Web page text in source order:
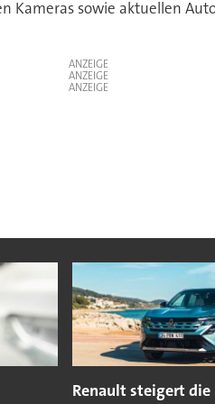
Kameras sowie aktuellen
ANZEIGE
ANZEIGE
ANZEIGE
Renault steigert